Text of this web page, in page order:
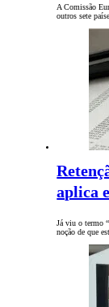
A Comissão
outros sete
aplica
Já viu o termo
noção de que